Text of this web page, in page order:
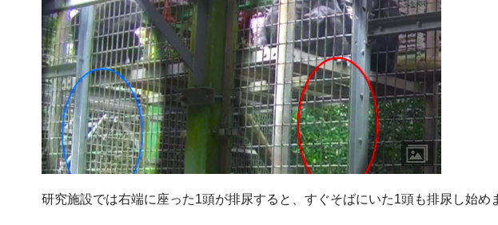
研究施設では右端に座った1頭が排尿すると、すぐそばにいた1頭も排尿し始め